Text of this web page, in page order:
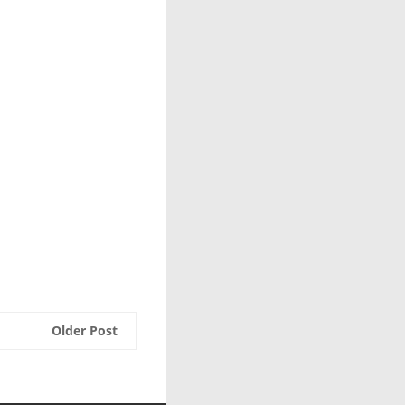
Older Post